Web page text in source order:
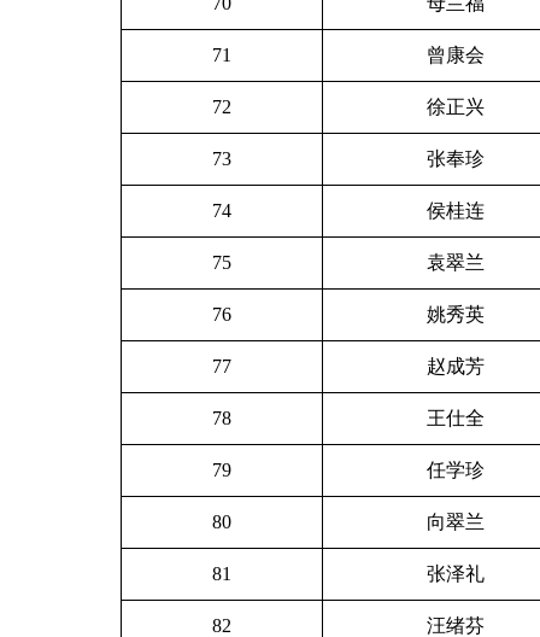
71 曾康会
72 徐正兴
73 张奉珍
74 侯桂连
75 袁翠兰
76 姚秀英
77 赵成芳
78 王仕全
79 任学珍
80 向翠兰
81 张泽礼
82 汪绪芬